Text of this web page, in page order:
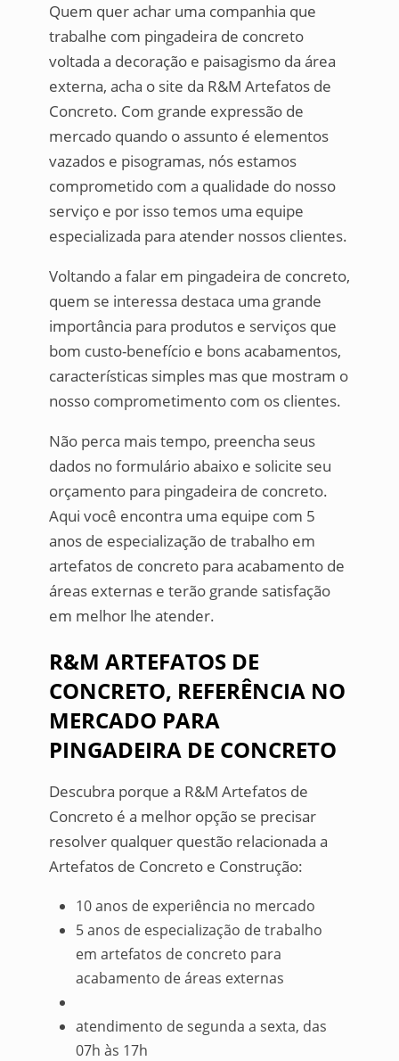
Quem quer achar uma companhia que
trabalhe com pingadeira de concreto
voltada a decoração e paisagismo da área
externa, acha o site da R&M Artefatos de
Concreto. Com grande expressão de
mercado quando o assunto é elementos
vazados e pisogramas, nós estamos
comprometido com a qualidade do nosso
serviço e por isso temos uma equipe
especializada para atender nossos clientes.
Voltando a falar em pingadeira de concreto,
quem se interessa destaca uma grande
importância para produtos e serviços que
bom custo-benefício e bons acabamentos,
características simples mas que mostram o
nosso comprometimento com os clientes.
Não perca mais tempo, preencha seus
dados no formulário abaixo e solicite seu
orçamento para pingadeira de concreto.
Aqui você encontra uma equipe com 5
anos de especialização de trabalho em
artefatos de concreto para acabamento de
áreas externas e terão grande satisfação
em melhor lhe atender.
R&M ARTEFATOS DE
CONCRETO, REFERÊNCIA NO
MERCADO PARA
PINGADEIRA DE CONCRETO
Descubra porque a R&M Artefatos de
Concreto é a melhor opção se precisar
resolver qualquer questão relacionada a
Artefatos de Concreto e Construção:
10 anos de experiência no mercado
5 anos de especialização de trabalho
em artefatos de concreto para
acabamento de áreas externas
atendimento de segunda a sexta, das
07h às 17h